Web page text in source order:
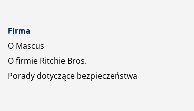
Firma
O Mascus
O firmie Ritchie Bros.
Porady dotyczące bezpieczeństwa